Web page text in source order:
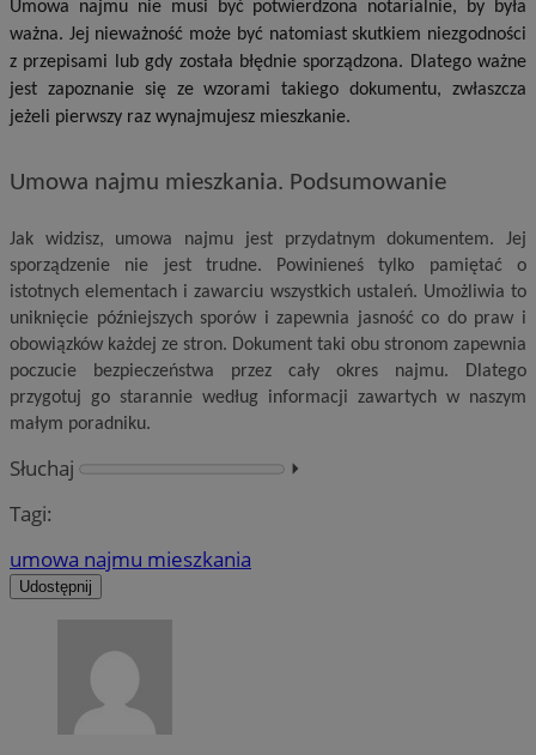
Umowa najmu nie musi być potwierdzona notarialnie, by była
ważna. Jej nieważność może być natomiast skutkiem niezgodności
z przepisami lub gdy została błędnie sporządzona. Dlatego ważne
jest zapoznanie się ze wzorami takiego dokumentu, zwłaszcza
jeżeli pierwszy raz wynajmujesz mieszkanie.
Umowa najmu mieszkania. Podsumowanie
Jak widzisz, umowa najmu jest przydatnym dokumentem. Jej
sporządzenie nie jest trudne. Powinieneś tylko pamiętać o
istotnych elementach i zawarciu wszystkich ustaleń. Umożliwia to
uniknięcie późniejszych sporów i zapewnia jasność co do praw i
obowiązków każdej ze stron. Dokument taki obu stronom zapewnia
poczucie bezpieczeństwa przez cały okres najmu. Dlatego
przygotuj go starannie według informacji zawartych w naszym
małym poradniku.
Słuchaj
⏵︎
Tagi:
umowa najmu mieszkania
Udostępnij